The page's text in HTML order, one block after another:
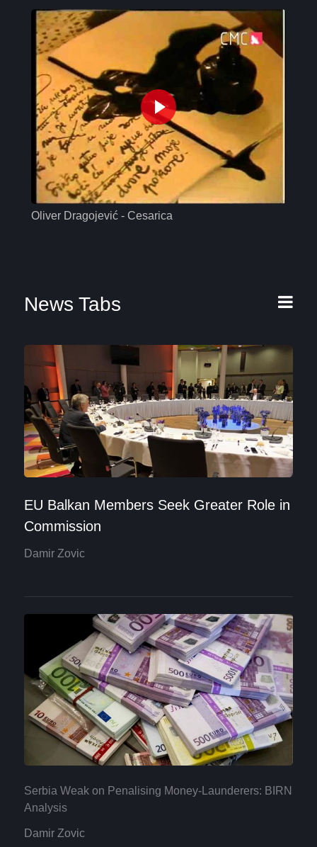
Oliver Dragojević - Cesarica
News Tabs
EU Balkan Members Seek Greater Role in
Commission
Damir Zovic
Serbia Weak on Penalising Money-Launderers: BIRN
Analysis
Damir Zovic